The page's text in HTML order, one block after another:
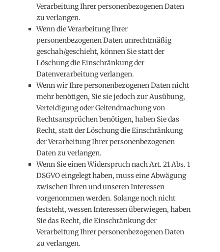
Verarbeitung Ihrer personenbezogenen Daten
zu verlangen.
Wenn die Verarbeitung Ihrer
personenbezogenen Daten unrechtmäßig
geschah/geschieht, können Sie statt der
Löschung die Einschränkung der
Datenverarbeitung verlangen.
Wenn wir Ihre personenbezogenen Daten nicht
mehr benötigen, Sie sie jedoch zur Ausübung,
Verteidigung oder Geltendmachung von
Rechtsansprüchen benötigen, haben Sie das
Recht, statt der Löschung die Einschränkung
der Verarbeitung Ihrer personenbezogenen
Daten zu verlangen.
Wenn Sie einen Widerspruch nach Art. 21 Abs. 1
DSGVO eingelegt haben, muss eine Abwägung
zwischen Ihren und unseren Interessen
vorgenommen werden. Solange noch nicht
feststeht, wessen Interessen überwiegen, haben
Sie das Recht, die Einschränkung der
Verarbeitung Ihrer personenbezogenen Daten
zu verlangen.